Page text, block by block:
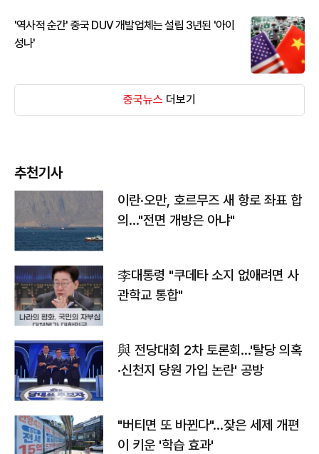
'역사적 순간' 중국 DUV 개발업체는 설립 3년된 '아이
성나'
중국뉴스 더보기
추천기사
이란·오만, 호르무즈 새 항로 좌표 합
의…"전면 개방은 아냐"
李대통령 "쿠데타 소지 없애려면 사
관학교 통합"
與 전당대회 2차 토론회…'탈당 의혹
·신천지 당원 가입 논란' 공방
"버티면 또 바뀐다"…잦은 세제 개편
이 키운 '학습 효과'